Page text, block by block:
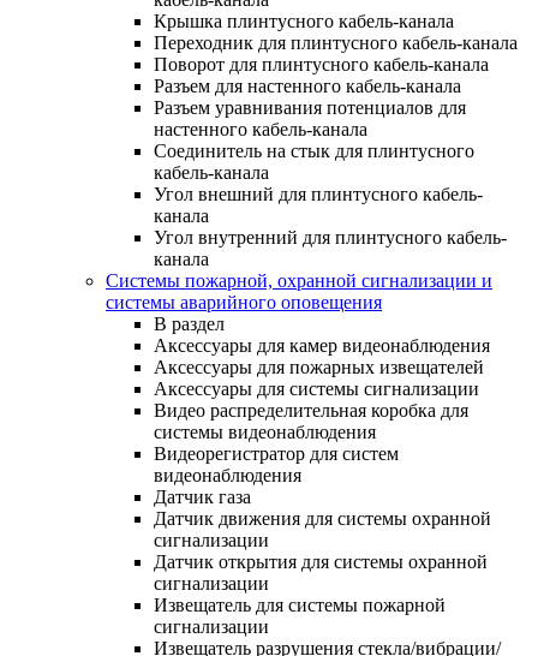
Крышка плинтусного кабель-канала
Переходник для плинтусного кабель-канала
Поворот для плинтусного кабель-канала
Разъем для настенного кабель-канала
Разъем уравнивания потенциалов для
настенного кабель-канала
Соединитель на стык для плинтусного
кабель-канала
Угол внешний для плинтусного кабель-
канала
Угол внутренний для плинтусного кабель-
канала
Системы пожарной, охранной сигнализации и
системы аварийного оповещения
В раздел
Аксессуары для камер видеонаблюдения
Аксессуары для пожарных извещателей
Аксессуары для системы сигнализации
Видео распределительная коробка для
системы видеонаблюдения
Видеорегистратор для систем
видеонаблюдения
Датчик газа
Датчик движения для системы охранной
сигнализации
Датчик открытия для системы охранной
сигнализации
Извещатель для системы пожарной
сигнализации
Извещатель разрушения стекла/вибрации/